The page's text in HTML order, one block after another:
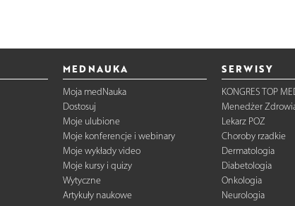
MEDNAUKA
Moja medNauka
Dostosuj
Moje ulubione
Moje konferencje i webinary
Moje wykłady video
Moje kursy i quizy
Wytyczne
Artykuły naukowe
SERWISY
KONGRES TOP
Menedżer
Lekarz POZ
Choroby rzadkie
Dermatologia
Diabetologia
Onkologia
Neurologia